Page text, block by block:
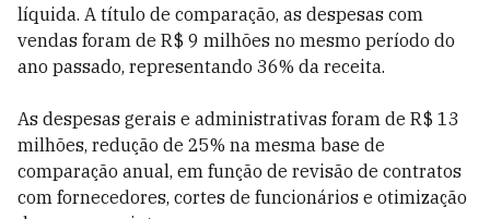
líquida. A título de comparação, as despesas com
vendas foram de R$ 9 milhões no mesmo período do
ano passado, representando 36% da receita.
As despesas gerais e administrativas foram de R$ 13
milhões, redução de 25% na mesma base de
comparação anual, em função de revisão de contratos
com fornecedores, cortes de funcionários e otimização